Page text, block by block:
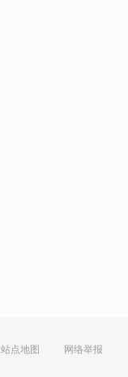
站点地图 网络举报